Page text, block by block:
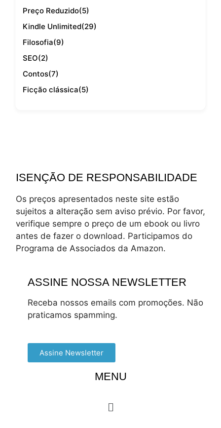
Preço Reduzido(5)
Kindle Unlimited(29)
Filosofia(9)
SEO(2)
Contos(7)
Ficção clássica(5)
ISENÇÃO DE RESPONSABILIDADE
Os preços apresentados neste site estão
sujeitos a alteração sem aviso prévio. Por favor,
verifique sempre o preço de um ebook ou livro
antes de fazer o download. Participamos do
Programa de Associados da Amazon.
ASSINE NOSSA NEWSLETTER
Receba nossos emails com promoções. Não
praticamos spamming.
Assine Newsletter
MENU